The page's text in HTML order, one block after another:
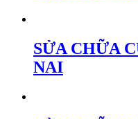
SỬA CHỮA
NAI